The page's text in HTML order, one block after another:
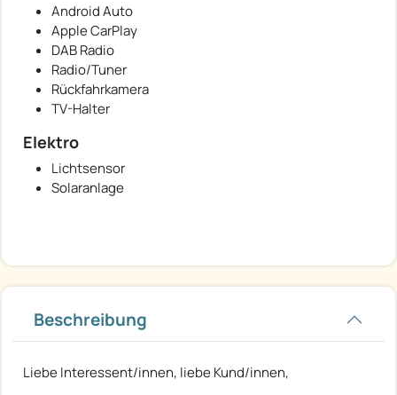
Android Auto
Apple CarPlay
DAB Radio
Radio/Tuner
Rückfahrkamera
TV-Halter
Elektro
Lichtsensor
Solaranlage
Beschreibung
Liebe Interessent/innen, liebe Kund/innen,